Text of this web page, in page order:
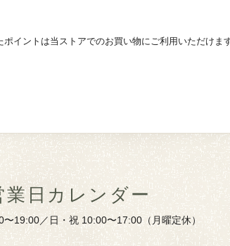
イントは当ストアでのお買い物にご利用いただけま
業日カレンダー
19:00／日・祝 10:00〜17:00（月曜定休）